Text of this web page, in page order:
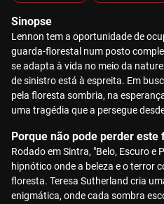
Sinopse
Lennon tem a oportunidade de
guarda-florestal num posto
se adapta à vida no meio da
de sinistro está à espreita. Em
pela floresta sombria, na
uma tragédia que a persegue
Porque não pode perder este
Rodado em Sintra, "Belo, Escuro e
hipnótico onde a beleza e o terror
floresta. Teresa Sutherland cria
enigmática, onde cada sombra